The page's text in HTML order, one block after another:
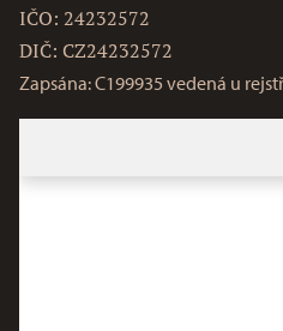
IČO: 24232572
DIČ: CZ24232572
Zapsána: C199935 vedená u